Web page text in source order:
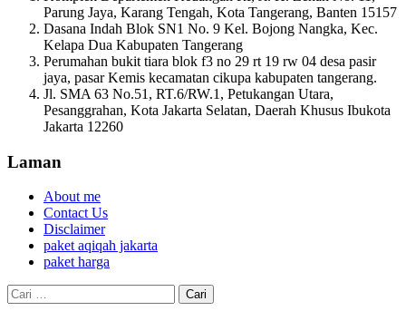
Parung Jaya, Karang Tengah, Kota Tangerang, Banten 15157
Dasana Indah Blok SN1 No. 9 Kel. Bojong Nangka, Kec.
Kelapa Dua Kabupaten Tangerang
Perumahan bukit tiara blok f3 no 29 rt 19 rw 04 desa pasir
jaya, pasar Kemis kecamatan cikupa kabupaten tangerang.
Jl. SMA 63 No.51, RT.6/RW.1, Petukangan Utara,
Pesanggrahan, Kota Jakarta Selatan, Daerah Khusus Ibukota
Jakarta 12260
Laman
About me
Contact Us
Disclaimer
paket aqiqah jakarta
paket harga
Cari